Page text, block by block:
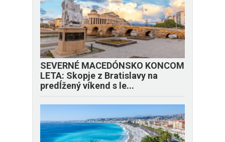
SEVERNÉ MACEDÓNSKO KONCOM
LETA: Skopje z Bratislavy na
predĺžený víkend s le...